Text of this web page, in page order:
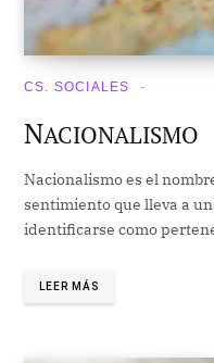
CS. SOCIALES
NACIONALISMO
Nacionalismo es el
sentimiento que lleva a
identificarse como
LEER MÁS